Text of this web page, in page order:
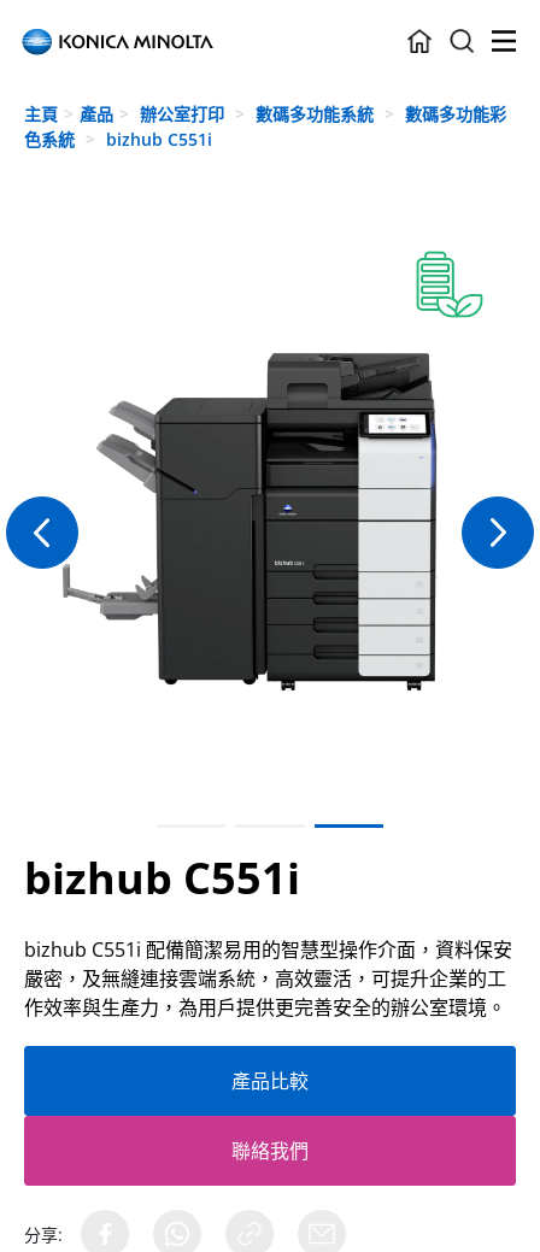
Skip to main content
主頁 產品 辦公室打印 數碼多功能系統
數碼多功能彩
色系統
bizhub C551i
bizhub C551i
bizhub C551i 配備簡潔易用的智慧型操作介面，資料保安
嚴密，及無縫連接雲端系統，高效靈活，可提升企業的工
作效率與生產力，為用戶提供更完善安全的辦公室環境。
產品比較
聯絡我們
分享: